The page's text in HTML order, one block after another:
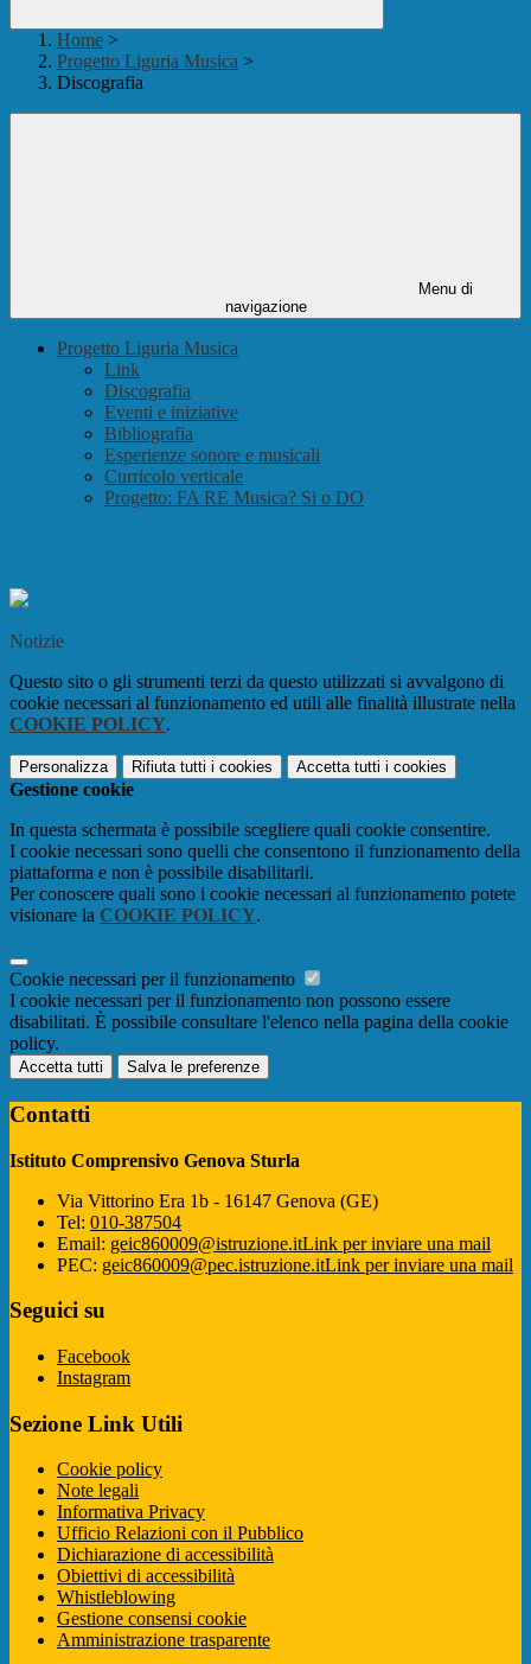
Home >
Progetto Liguria Musica >
Discografia
Menu di
navigazione
Progetto Liguria Musica
Link
Discografia
Eventi e iniziative
Bibliografia
Esperienze sonore e musicali
Curricolo verticale
Progetto: FA RE Musica? Si o DO
Notizie
Questo sito o gli strumenti terzi da questo utilizzati si avvalgono di
cookie necessari al funzionamento ed utili alle finalità illustrate nella
COOKIE POLICY.
Personalizza Rifiuta tutti i cookies Accetta tutti i cookies
Gestione cookie
In questa schermata è possibile scegliere quali cookie consentire.
I cookie necessari sono quelli che consentono il funzionamento della
piattaforma e non è possibile disabilitarli.
Per conoscere quali sono i cookie necessari al funzionamento potete
visionare la COOKIE POLICY.
Cookie necessari per il funzionamento
I cookie necessari per il funzionamento non possono essere
disabilitati. È possibile consultare l'elenco nella pagina della cookie
policy.
Accetta tutti Salva le preferenze
Contatti
Istituto Comprensivo Genova Sturla
Via Vittorino Era 1b - 16147 Genova (GE)
Tel: 010-387504
Email: geic860009@istruzione.itLink per inviare una mail
PEC: geic860009@pec.istruzione.itLink per inviare una mail
Seguici su
Facebook
Instagram
Sezione Link Utili
Cookie policy
Note legali
Informativa Privacy
Ufficio Relazioni con il Pubblico
Dichiarazione di accessibilità
Obiettivi di accessibilità
Whistleblowing
Gestione consensi cookie
Amministrazione trasparente